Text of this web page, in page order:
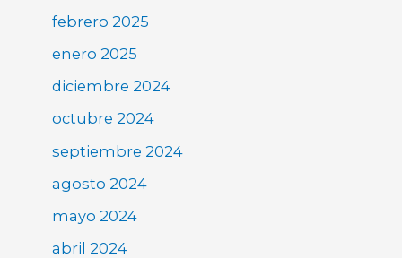
febrero 2025
enero 2025
diciembre 2024
octubre 2024
septiembre 2024
agosto 2024
mayo 2024
abril 2024